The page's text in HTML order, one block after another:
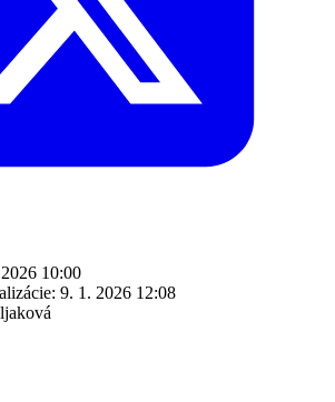
10:00
9. 1. 2026 12:08